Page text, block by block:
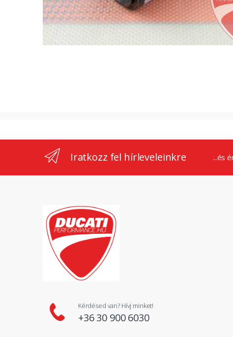
Iratkozz fel hírleveleinkre ...és
Kérdésed van? Hívj minket!
+36 30 900 6030